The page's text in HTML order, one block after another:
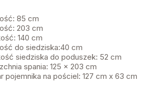
85 cm
203 cm
140 cm
do siedziska:40 cm
siedziska do poduszek: 52 cm
spania: 125 x 203 cm
pojemnika na pościel: 127 cm x 63 cm